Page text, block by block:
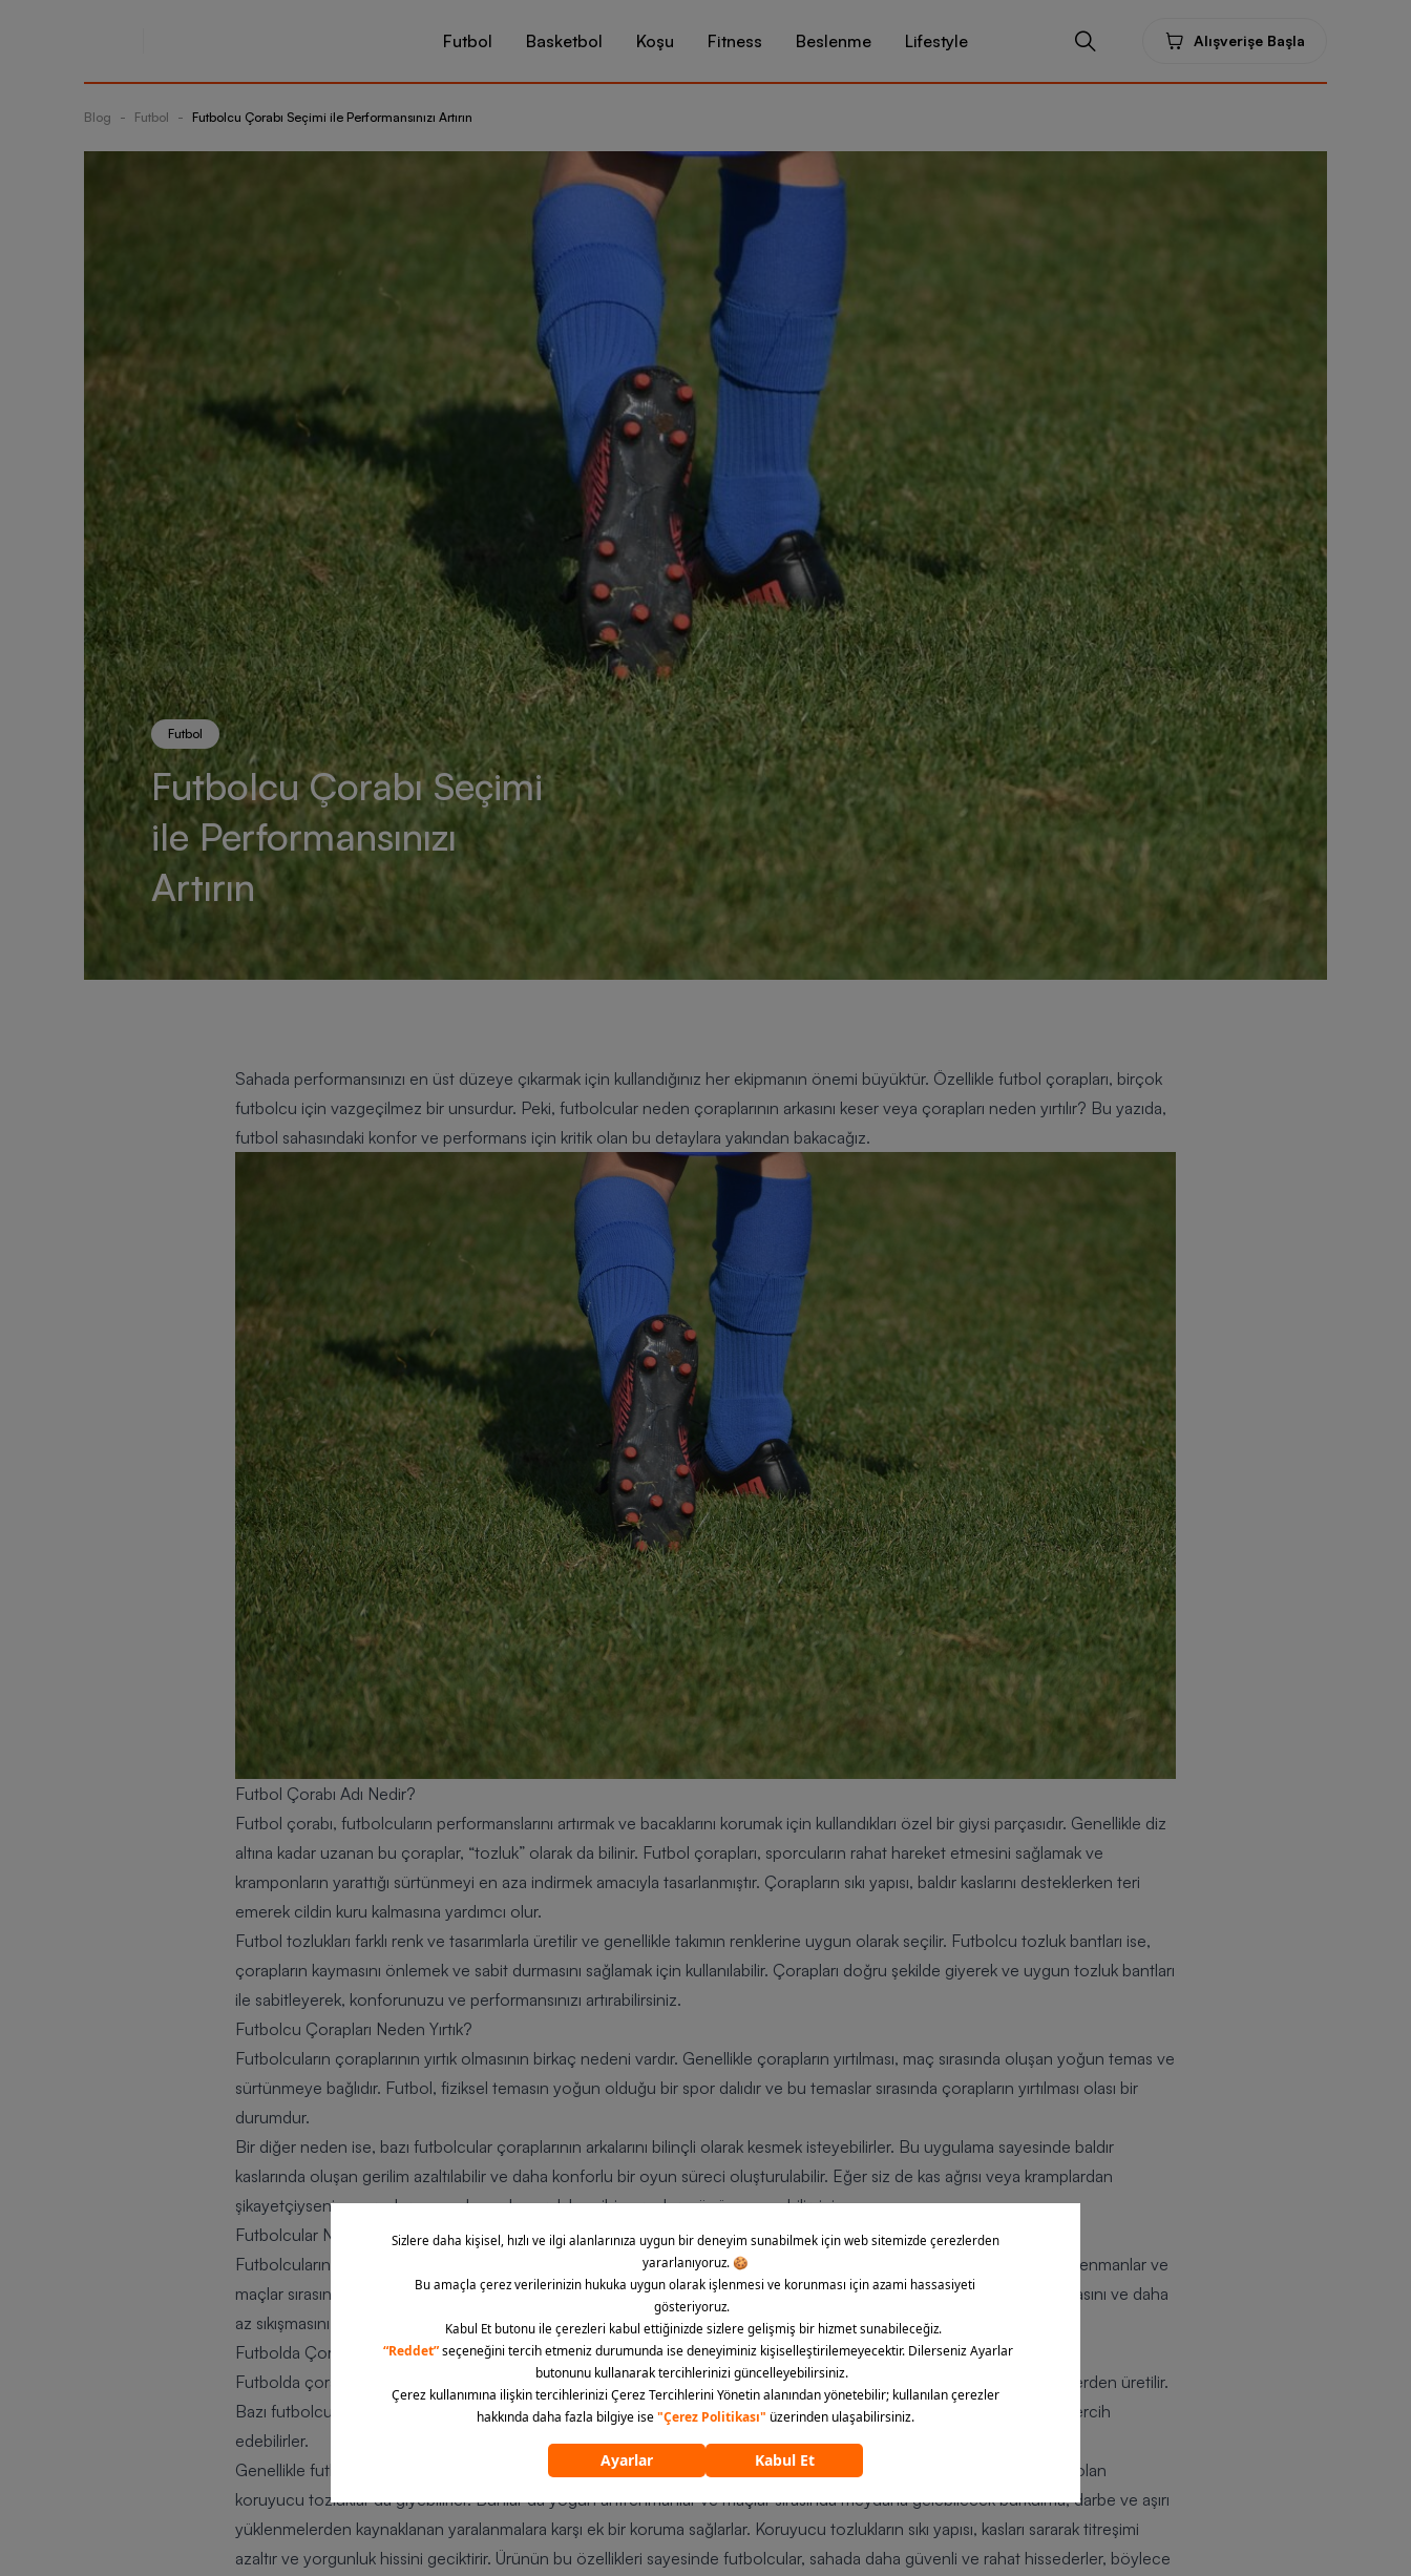
Futbol Basketbol Koşu Fitness Beslenme Lifestyle Alışverişe Başla
Blog - Futbol - Futbolcu Çorabı Seçimi ile Performansınızı Artırın
Futbol
Futbolcu Çorabı Seçimi
ile Performansınızı
Artırın
Sahada performansınızı en üst düzeye çıkarmak için kullandığınız her ekipmanın önemi büyüktür. Özellikle futbol çorapları, birçok
futbolcu için vazgeçilmez bir unsurdur. Peki, futbolcular neden çoraplarının arkasını keser veya çorapları neden yırtılır? Bu yazıda,
futbol sahasındaki konfor ve performans için kritik olan bu detaylara yakından bakacağız.
Futbol Çorabı Adı Nedir?
Futbol çorabı, futbolcuların performanslarını artırmak ve bacaklarını korumak için kullandıkları özel bir giysi parçasıdır. Genellikle diz
altına kadar uzanan bu çoraplar, “tozluk” olarak da bilinir. Futbol çorapları, sporcuların rahat hareket etmesini sağlamak ve
kramponların yarattığı sürtünmeyi en aza indirmek amacıyla tasarlanmıştır. Çorapların sıkı yapısı, baldır kaslarını desteklerken teri
emerek cildin kuru kalmasına yardımcı olur.
Futbol tozlukları farklı renk ve tasarımlarla üretilir ve genellikle takımın renklerine uygun olarak seçilir. Futbolcu tozluk bantları ise,
çorapların kaymasını önlemek ve sabit durmasını sağlamak için kullanılabilir. Çorapları doğru şekilde giyerek ve uygun tozluk bantları
ile sabitleyerek, konforunuzu ve performansınızı artırabilirsiniz.
Futbolcu Çorapları Neden Yırtık?
Futbolcuların çoraplarının yırtık olmasının birkaç nedeni vardır. Genellikle çorapların yırtılması, maç sırasında oluşan yoğun temas ve
sürtünmeye bağlıdır. Futbol, fiziksel temasın yoğun olduğu bir spor dalıdır ve bu temaslar sırasında çorapların yırtılması olası bir
durumdur.
Bir diğer neden ise, bazı futbolcular çoraplarının arkalarını bilinçli olarak kesmek isteyebilirler. Bu uygulama sayesinde baldır
kaslarında oluşan gerilim azaltılabilir ve daha konforlu bir oyun süreci oluşturulabilir. Eğer siz de kas ağrısı veya kramplardan
şikayetçiyseniz, çoraplarınızın arkasını keserek bu gibi sorunların önüne geçebilirsiniz.
Futbolcular Neden Çorabın Arkasını Keser?
Futbolcuların çoraplarının arkasını kesmelerinin başlıca nedeni, bacak kaslarında oluşan basıncı azaltmaktır. Yoğun antrenmanlar ve
maçlar sırasında kaslarda gerilim ve ağrı meydana gelebilir. Çorapların arkasını keserek, baldır kaslarının daha rahat olmasını ve daha
az sıkışmasını sağlayabilirsiniz. Böylece sahada daha rahat hareket edebilirsiniz.
Futbolda Çorabın Altına Ne Giyilir?
Futbolda çorabın altına genellikle özel futbol çorapları giyilir. Bu özel çoraplar, teri emen ve cildi kuru tutan malzemelerden üretilir.
Bazı futbolcular, ek destek ve koruma sağlamak amacıyla kompresyon çorapları veya baldır destekleyici çoraplar da tercih
edebilirler.
Genellikle futbolcular, çoraplarının altına ayak bileklerini ve baldırlarını koruyarak sakatlanma riskini azaltmaya yardımcı olan
koruyucu tozluklar da giyebilirler. Bunlar da yoğun antrenmanlar ve maçlar sırasında meydana gelebilecek burkulma, darbe ve aşırı
yüklenmelerden kaynaklanan yaralanmalara karşı ek bir koruma sağlarlar. Koruyucu tozlukların sıkı yapısı, kasları sararak titreşimi
azaltır ve yorgunluk hissini geciktirir. Ürünün bu özellikleri sayesinde futbolcular, sahada daha güvenli ve rahat hissederler, böylece